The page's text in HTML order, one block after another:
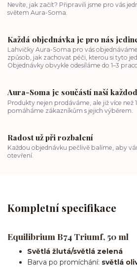
Nevíte, jak začít? Připravili jsme pro vás
světem Aura-Soma.
Každá objednávka je pro nás
Lahvičky Aura-Soma pro vás
způsob, jak zachovat péči, kterou si tyto
Objednávky obvykle odesíláme do 1–3
Aura-Soma je součástí naší
Produkty nejen prodáváme, ale již více než
pomáháme zákazníkům s jejich výběrem.
Radost už při rozbalení
Každou objednávku pečlivě balíme, aby
otevření.
Kompletní specifikace
Equilibrium B74 Triumf, 50 ml
Světlá žlutá/světlá zelená
Barva po promíchání: světlá